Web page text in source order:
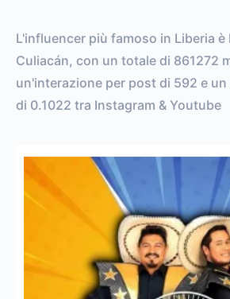
L'influencer più famoso in Liberia è
Culiacán, con un totale di 861272
un'interazione per post di 592 e
di 0.1022 tra Instagram & Youtube